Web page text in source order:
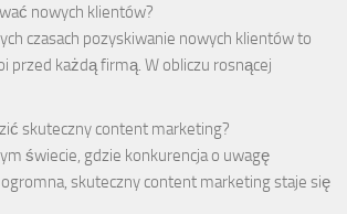
nowych klientów?
czasach pozyskiwanie nowych klientów to
przed każdą firmą. W obliczu rosnącej
skuteczny content marketing?
świecie, gdzie konkurencja o uwagę
skuteczny content marketing staje się